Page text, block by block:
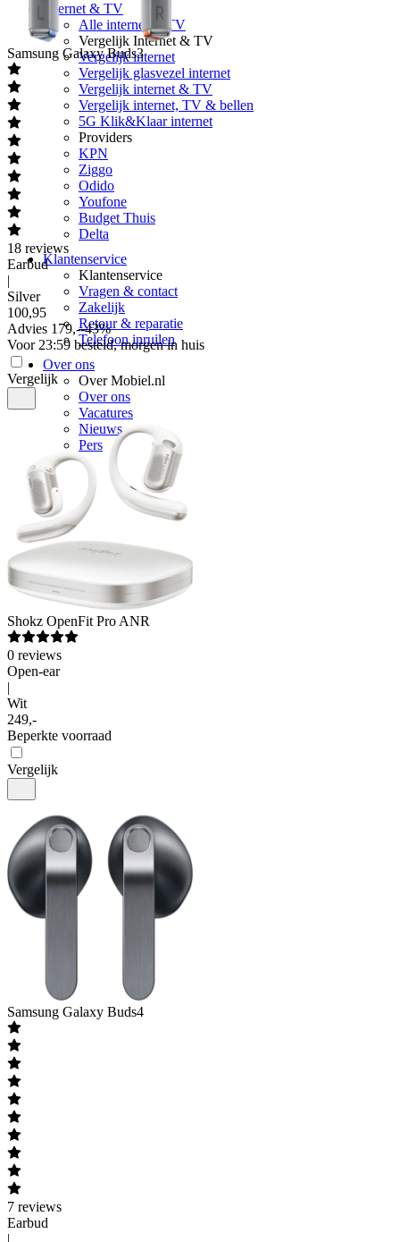
Internet & TV
Alle internet & TV
Vergelijk Internet & TV
Vergelijk internet
Vergelijk glasvezel internet
Vergelijk internet & TV
Vergelijk internet, TV & bellen
5G Klik&Klaar internet
Providers
KPN
Ziggo
Odido
Youfone
Budget Thuis
Delta
Klantenservice
Klantenservice
Vragen & contact
Zakelijk
Retour & reparatie
Telefoon inruilen
Over ons
Over Mobiel.nl
Over ons
Vacatures
Nieuws
Pers
Samsung Galaxy Buds3
18 reviews
Earbud
|
Silver
100,95
Advies 179,--43%
Voor 23:59 besteld, morgen in huis
Vergelijk
Shokz OpenFit Pro ANR
0 reviews
Open-ear
|
Wit
249,-
Beperkte voorraad
Vergelijk
Samsung Galaxy Buds4
7 reviews
Earbud
|